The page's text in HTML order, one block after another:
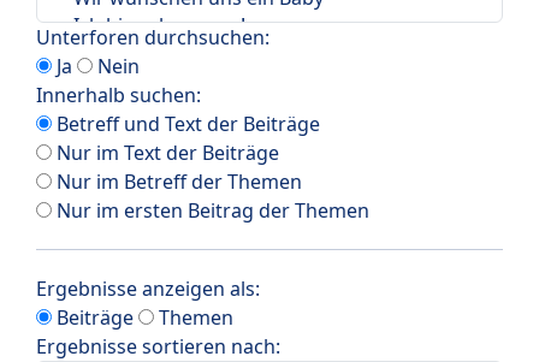
Unterforen durchsuchen:
Ja
Nein
Innerhalb suchen:
Betreff und Text der Beiträge
Nur im Text der Beiträge
Nur im Betreff der Themen
Nur im ersten Beitrag der Themen
Ergebnisse anzeigen als:
Beiträge
Themen
Ergebnisse sortieren nach: